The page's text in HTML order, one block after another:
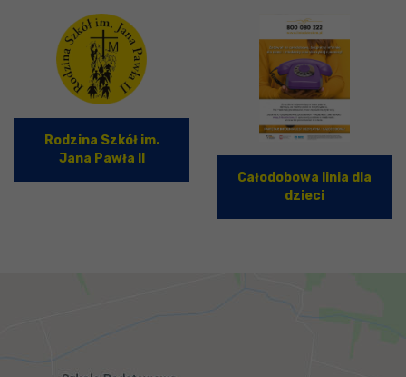
Rodzina Szkół im.
Jana Pawła II
Całodobowa linia dla
dzieci